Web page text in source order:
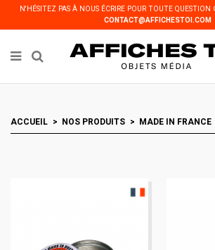
N'HÉSITEZ PAS À NOUS ÉCRIRE POUR TOUTE QUESTION
CONTACT@AFFICHESTOI.COM
ACCUEIL NOS PRODUITS MADE IN FRANCE
Panneau de gestion des cookies